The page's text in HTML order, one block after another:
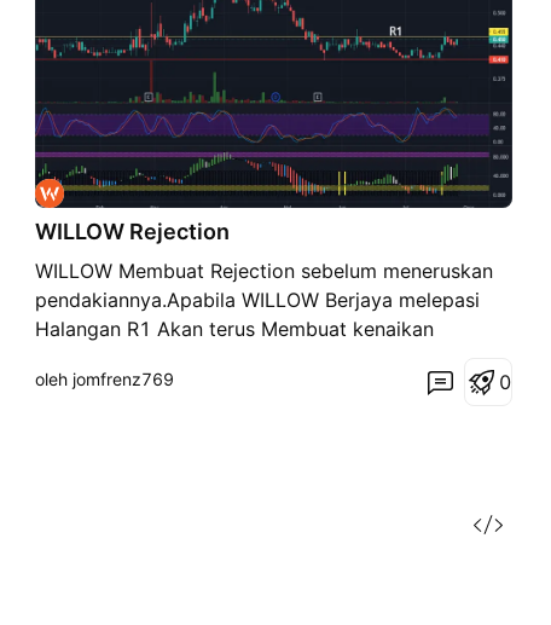
WILLOW Rejection
WILLOW Membuat Rejection sebelum meneruskan
pendakiannya.Apabila WILLOW Berjaya melepasi
Halangan R1 Akan terus Membuat kenaikan
oleh jomfrenz769 0